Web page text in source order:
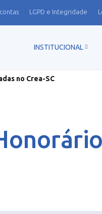
LGPD e Integridade
INSTITUCIONAL
no Crea-SC